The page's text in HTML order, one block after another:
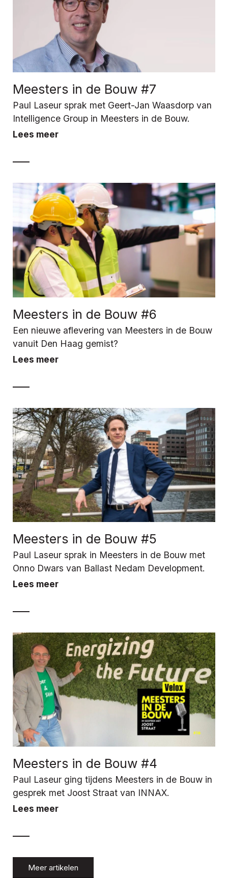
Meesters in de Bouw #7
Paul Laseur sprak met Geert-Jan Waasdorp van
Intelligence Group in Meesters in de Bouw.
Lees meer
Meesters in de Bouw #6
Een nieuwe aflevering van Meesters in de Bouw
vanuit Den Haag gemist?
Lees meer
Meesters in de Bouw #5
Paul Laseur sprak in Meesters in de Bouw met
Onno Dwars van Ballast Nedam Development.
Lees meer
Meesters in de Bouw #4
Paul Laseur ging tijdens Meesters in de Bouw in
gesprek met Joost Straat van INNAX.
Lees meer
Meer artikelen